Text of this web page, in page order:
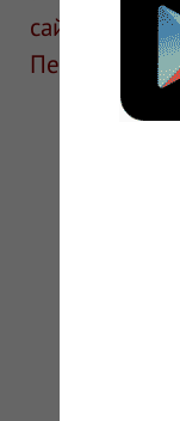
сайте для
Перед